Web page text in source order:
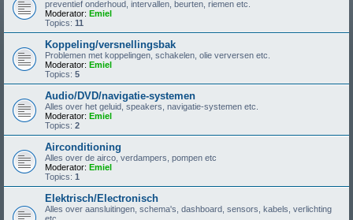
preventief onderhoud, intervallen, beurten, riemen etc.
Moderator: Emiel
Topics: 11
Koppeling/versnellingsbak
Problemen met koppelingen, schakelen, olie verversen etc.
Moderator: Emiel
Topics: 5
Audio/DVD/navigatie-systemen
Alles over het geluid, speakers, navigatie-systemen etc.
Moderator: Emiel
Topics: 2
Airconditioning
Alles over de airco, verdampers, pompen etc
Moderator: Emiel
Topics: 1
Elektrisch/Electronisch
Alles over aansluitingen, schema's, dashboard, sensors, kabels, verlichting